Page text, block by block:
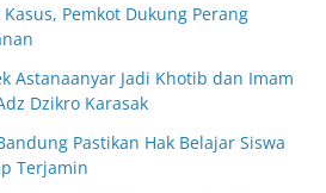
Pemkot Dukung Perang
Astanaanyar Jadi Khotib dan Imam
Dzikro Karasak
Pastikan Hak Belajar Siswa
Terjamin